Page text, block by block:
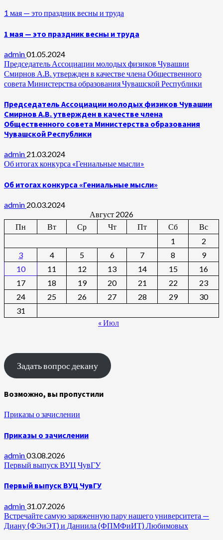
1 мая — это праздник весны и труда
1 мая — это праздник весны и труда
admin01.05.2024
Председатель Ассоциации молодых физиков Чувашии
Смирнов А.В. утвержден в качестве члена Общественного
совета Министерства образования Чувашской Республики
Председатель Ассоциации молодых физиков Чувашии
Смирнов А.В. утвержден в качестве члена
Общественного совета Министерства образования
Чувашской Республики
admin 21.03.2024
Об итогах конкурса «Гениальные мысли»
Об итогах конкурса «Гениальные мысли»
admin 20.03.2024
Август 2026
Пн
Вт Ср Чт Пт Сб
Вс
1
2
3
4 5 6 7 8
9
10
11 12 13 14 15
16
17
18 19 20 21 22
23
24
25 26 27 28 29
30
31
« Июл
Задать вопрос декану
Возможно, вы пропустили
Приказы о зачислении
Приказы о зачислении
admin03.08.2026
Первый выпуск ВУЦ ЧувГУ
Первый выпуск ВУЦ ЧувГУ
admin 31.07.2026
Встречайте самую заряженную пару нашего университета —
Диану (ФЭиЭТ) и Даниила (ФПМФиИТ) Любимовых